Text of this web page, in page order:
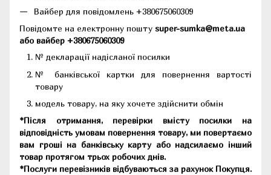
Вайбер для повідомлень +380675060309
Повідомте на електронну пошту super-sumka@meta.ua
або вайбер +380675060309
№ декларації надісланої посилки
№ банківської картки для повернення вартості
товару
модель товару, на яку хочете здійснити обмін
*Після отримання, перевірки вмісту посилки на
відповідність умовам повернення товару, ми повертаємо
вам гроші на банківську карту або надсилаємо інший
товар протягом трьох робочих днів.
*Послуги перевізників відбуваються за рахунок Покупця.